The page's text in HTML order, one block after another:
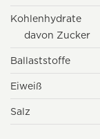
Kohlenhydrate
davon Zucker
Ballaststoffe
Eiweiß
Salz